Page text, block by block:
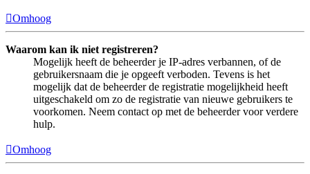
Omhoog
Waarom kan ik niet registreren?
Mogelijk heeft de beheerder je IP-adres verbannen, of de
gebruikersnaam die je opgeeft verboden. Tevens is het
mogelijk dat de beheerder de registratie mogelijkheid heeft
uitgeschakeld om zo de registratie van nieuwe gebruikers te
voorkomen. Neem contact op met de beheerder voor verdere
hulp.
Omhoog